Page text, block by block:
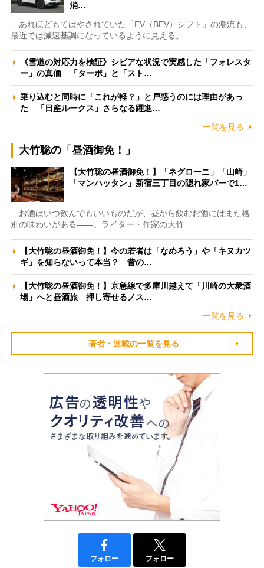
消…
あれほどもてはやされていた「EV（BEV）シフト」の潮流も、
最近では減速基調になっているように見える。…
《雪道の対応力を検証》シビアな状況で実感した「フォレスタ
ー」の真価 「ターボ」と「スト…
乗り込むと同時に「これが軽？」と戸惑うのには理由があっ
た 「日産ルークス」さらなる躍進…
一覧を見る
大竹聡の「昼酒御免！」
【大竹聡の昼酒御免！】「ネグローニ」「山崎」
「マンハッタン」新宿三丁目の隠れ家バーで1…
お酒はいつ飲んでもいいものだが、昼から飲むお酒にはまた格
別の味わいがある――。ライター・作家の大竹…
【大竹聡の昼酒御免！】今の若者は「なめろう」や「キヌカツ
ギ」を知らないって本当？ 昔の…
【大竹聡の昼酒御免！】京急線で多摩川越えて「川崎の大衆酒
場」へと昼酒旅 押し寄せるノス…
一覧を見る
著者・連載の一覧を見る
フォロー フォロー